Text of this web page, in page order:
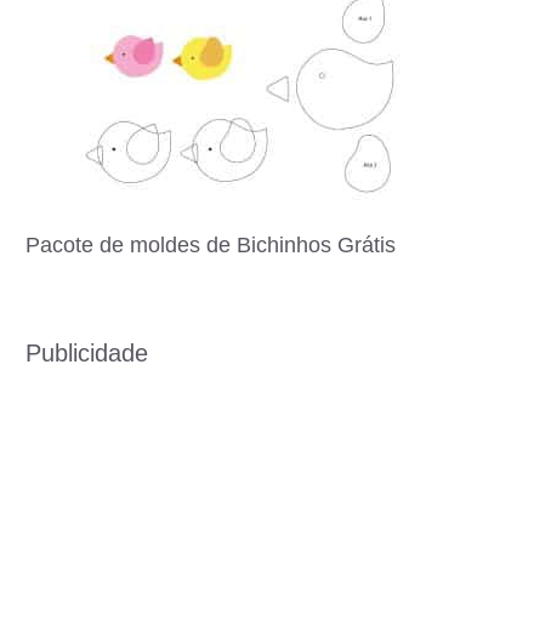
Pacote de moldes de Bichinhos Grátis
Publicidade